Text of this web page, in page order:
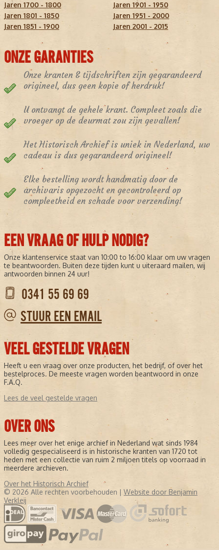
Jaren 1700 - 1800
Jaren 1801 - 1850
Jaren 1851 - 1900
Jaren 1901 - 1950
Jaren 1951 - 2000
Jaren 2001 - 2015
ONZE GARANTIES
Onze kranten & tijdschriften zijn gegarandeerd
origineel, dus geen kopie of herdruk!
U ontvangt de gehele krant. Compleet zoals die
vroeger op de deurmat zou zijn gevallen!
Het Historisch Archief is uniek in Nederland, uw
cadeau is dus gegarandeerd origineel!
Elke bestelling wordt handmatig door de
archivaris opgezocht en gecontroleerd op
compleetheid en schade voor verzending!
EEN VRAAG OF HULP NODIG?
Onze klantenservice staat van 10:00 to 16:00 klaar om uw vragen
te beantwoorden. Buiten deze tijden kunt u uiteraard mailen, wij
antwoorden binnen 24 uur!
0341 55 69 69
STUUR EEN EMAIL
VEEL GESTELDE VRAGEN
Heeft u een vraag over onze producten, het bedrijf, of over het
bestelproces. De meeste vragen worden beantwoord in onze
F.A.Q.
Lees de veel gestelde vragen
OVER ONS
Lees meer over het enige archief in Nederland wat sinds 1984
volledig gespecialiseerd is in historische kranten van 1720 tot
heden met een collectie van ruim 2 miljoen titels op voorraad in
meerdere archieven.
Over het Historisch Archief
© 2026 Alle rechten voorbehouden | Website door Benjamin
Verkleij